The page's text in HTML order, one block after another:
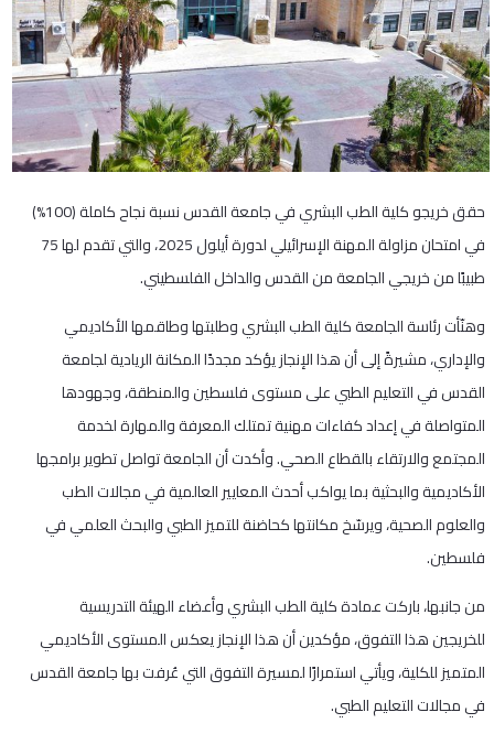
حقق خريجو كلية الطب البشري في جامعة القدس نسبة نجاح كاملة (100%)
في امتحان مزاولة المهنة الإسرائيلي لدورة أيلول 2025، والتي تقدم لها 75
طبيبًا من خريجي الجامعة من القدس والداخل الفلسطيني.
وهنّأت رئاسة الجامعة كلية الطب البشري وطلبتها وطاقمها الأكاديمي
والإداري، مشيرةً إلى أن هذا الإنجاز يؤكد مجددًا المكانة الريادية لجامعة
القدس في التعليم الطبي على مستوى فلسطين والمنطقة، وجهودها
المتواصلة في إعداد كفاءات مهنية تمتلك المعرفة والمهارة لخدمة
المجتمع والارتقاء بالقطاع الصحي. وأكدت أن الجامعة تواصل تطوير برامجها
الأكاديمية والبحثية بما يواكب أحدث المعايير العالمية في مجالات الطب
والعلوم الصحية، ويرسّخ مكانتها كحاضنة للتميز الطبي والبحث العلمي في
فلسطين.
من جانبها، باركت عمادة كلية الطب البشري وأعضاء الهيئة التدريسية
للخريجين هذا التفوق، مؤكدين أن هذا الإنجاز يعكس المستوى الأكاديمي
المتميز للكلية، ويأتي استمرارًا لمسيرة التفوق التي عُرفت بها جامعة القدس
في مجالات التعليم الطبي.